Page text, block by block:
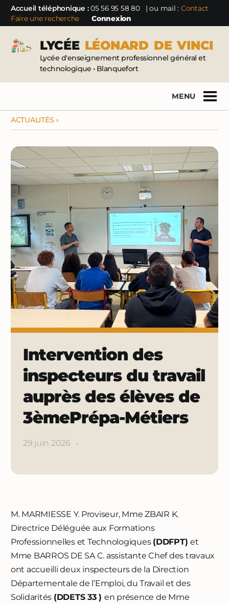
Accueil téléphonique :05 56 95 58 80 | ou mail : Contact
Faire une recherche
Connexion
LYCÉE LÉONARD DE VINCI
Lycée d'enseignement professionnel général et
technologique • Blanquefort
MENU
ACTUALITÉS »
Intervention des
inspecteurs du travail
auprès des élèves de
3èmePrépa-Métiers
29 juin 2026 •
M. MARMIESSE Y. Proviseur, Mme ZBAIR K.
Directrice Déléguée aux Formations
Professionnelles et Technologiques (DDFPT)et
Mme BARROS DE SA C. assistante Chef des travaux
ont accueilli deux inspecteurs de la Direction
Départementale de l’Emploi, du Travail et des
Solidarités (DDETS 33 ) en présence de Mme